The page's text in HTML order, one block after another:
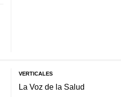
VERTICALES
La Voz de la Salud